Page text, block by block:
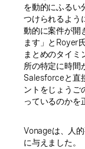
を動的にふるい
つけられるよう
動的に案件が開
ます」とRoyer
まとめのタイミ
所の特定に時間
Salesforceと直
ントをじょうご
っているのかを
Vonageは、人
に与えました。